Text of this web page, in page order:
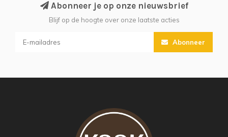
Abonneer je op onze nieuwsbrief
Blijf op de hoogte over onze laatste acties
Abonneer